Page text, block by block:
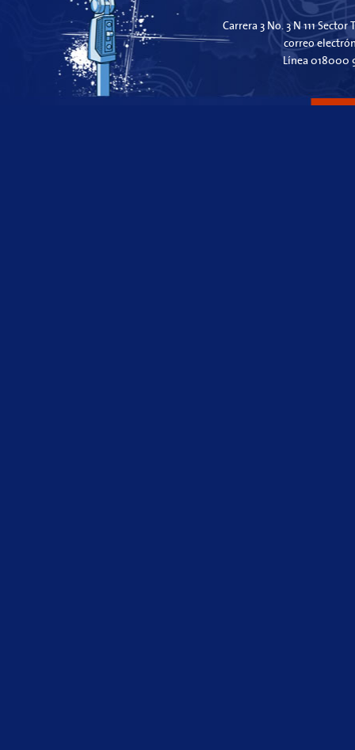
Carrera 3 No. 3 N 111
correo
Línea 018000